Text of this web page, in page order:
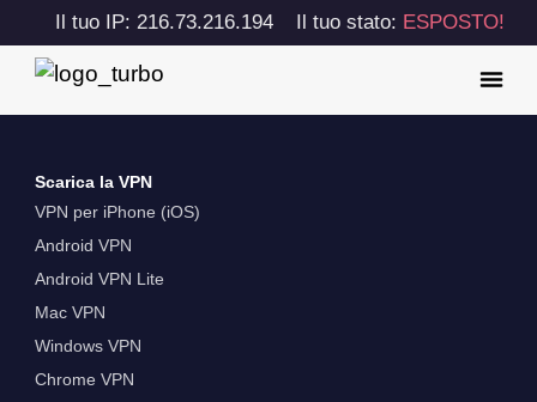
Il tuo IP: 216.73.216.194 Il tuo stato: ESPOSTO!
Scarica la VPN
VPN per iPhone (iOS)
Android VPN
Android VPN Lite
Mac VPN
Windows VPN
Chrome VPN